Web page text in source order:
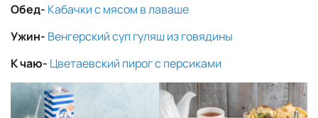
Обед- Кабачки с мясом в лаваше
Ужин- Венгерский суп гуляш из говядины
К чаю- Цветаевский пирог с персиками